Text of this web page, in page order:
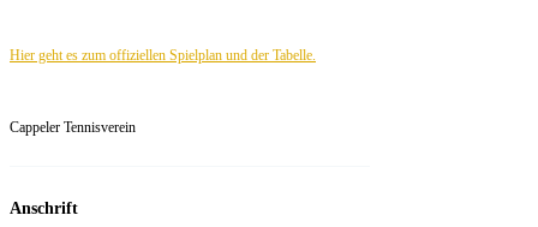
Hier geht es zum offiziellen Spielplan und der Tabelle.
Cappeler Tennisverein
Anschrift